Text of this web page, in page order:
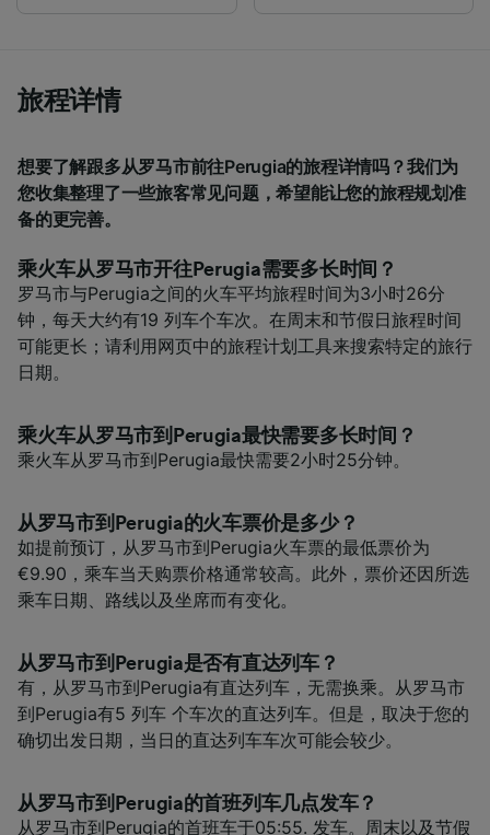
旅程详情
想要了解跟多从罗马市前往Perugia的旅程详情吗？我们为
您收集整理了一些旅客常见问题，希望能让您的旅程规划准
备的更完善。
乘火车从罗马市开往Perugia需要多长时间？
罗马市与Perugia之间的火车平均旅程时间为3小时26分
钟，每天大约有19 列车个车次。在周末和节假日旅程时间
可能更长；请利用网页中的旅程计划工具来搜索特定的旅行
日期。
乘火车从罗马市到Perugia最快需要多长时间？
乘火车从罗马市到Perugia最快需要2小时25分钟。
从罗马市到Perugia的火车票价是多少？
如提前预订，从罗马市到Perugia火车票的最低票价为
€9.90，乘车当天购票价格通常较高。此外，票价还因所选
乘车日期、路线以及坐席而有变化。
从罗马市到Perugia是否有直达列车？
有，从罗马市到Perugia有直达列车，无需换乘。从罗马市
到Perugia有5 列车 个车次的直达列车。但是，取决于您的
确切出发日期，当日的直达列车车次可能会较少。
从罗马市到Perugia的首班列车几点发车？
从罗马市到Perugia的首班车于05:55. 发车。周末以及节假